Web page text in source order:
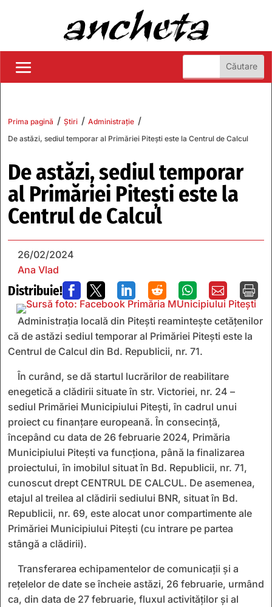
Prima pagină / Știri / Administrație /
De astăzi, sediul temporar al Primăriei Pitești este la Centrul de Calcul
De astăzi, sediul temporar
al Primăriei Pitești este la
Centrul de Calcul
26/02/2024
Ana Vlad
Distribuie!       
Administrația locală din Pitești reamintește cetățenilor
că de astăzi sediul temporar al Primăriei Pitești este la
Centrul de Calcul din Bd. Republicii, nr. 71.
În curând, se dă startul lucrărilor de reabilitare
enegetică a clădirii situate în str. Victoriei, nr. 24 –
sediul Primăriei Municipiului Pitești, în cadrul unui
proiect cu finanțare europeană. În consecință,
începând cu data de 26 februarie 2024, Primăria
Municipiului Pitești va funcționa, până la finalizarea
proiectului, în imobilul situat în Bd. Republicii, nr. 71,
cunoscut drept CENTRUL DE CALCUL. De asemenea,
etajul al treilea al clădirii sediului BNR, situat în Bd.
Republicii, nr. 69, este alocat unor compartimente ale
Primăriei Municipiului Pitești (cu intrare pe partea
stângă a clădirii).
Transferarea echipamentelor de comunicații și a
rețelelor de date se încheie astăzi, 26 februarie, urmând
ca, din data de 27 februarie, fluxul activităților și al